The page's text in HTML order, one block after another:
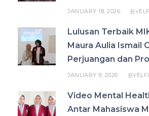
JANUARY 18, 2026 BY
Lulusan Terbaik
Maura Aulia Ismail
Perjuangan dan
JANUARY 9, 2026 BY
Video Mental
Antar Mahasiswa